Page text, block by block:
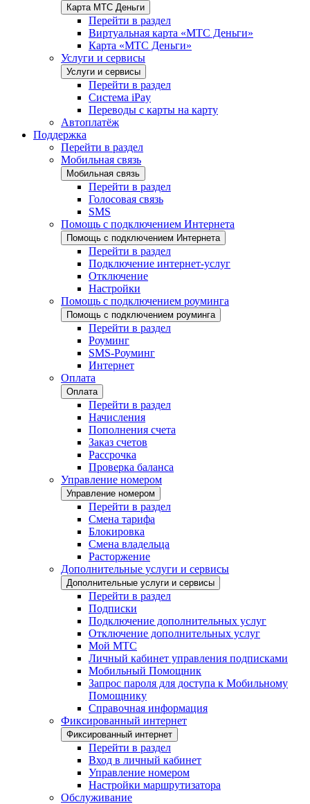
Карта МТС Деньги
Перейти в раздел
Виртуальная карта «МТС Деньги»
Карта «МТС Деньги»
Услуги и сервисы
Услуги и сервисы
Перейти в раздел
Система iPay
Переводы с карты на карту
Автоплатёж
Поддержка
Перейти в раздел
Мобильная связь
Мобильная связь
Перейти в раздел
Голосовая связь
SMS
Помощь с подключением Интернета
Помощь с подключением Интернета
Перейти в раздел
Подключение интернет-услуг
Отключение
Настройки
Помощь с подключением роуминга
Помощь с подключением роуминга
Перейти в раздел
Роуминг
SMS-Роуминг
Интернет
Оплата
Оплата
Перейти в раздел
Начисления
Пополнения счета
Заказ счетов
Рассрочка
Проверка баланса
Управление номером
Управление номером
Перейти в раздел
Смена тарифа
Блокировка
Смена владельца
Расторжение
Дополнительные услуги и сервисы
Дополнительные услуги и сервисы
Перейти в раздел
Подписки
Подключение дополнительных услуг
Отключение дополнительных услуг
Мой МТС
Личный кабинет управления подписками
Мобильный Помощник
Запрос пароля для доступа к Мобильному
Помощнику
Справочная информация
Фиксированный интернет
Фиксированный интернет
Перейти в раздел
Вход в личный кабинет
Управление номером
Настройки маршрутизатора
Обслуживание